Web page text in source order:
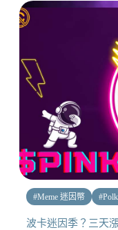
#Meme 迷因幣 #
波卡迷因季？三天